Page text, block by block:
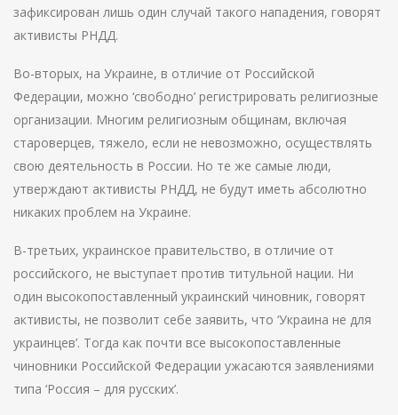
зафиксирован лишь один случай такого нападения, говорят
активисты РНДД.
Во-вторых, на Украине, в отличие от Российской
Федерации, можно ‘свободно’ регистрировать религиозные
организации. Многим религиозным общинам, включая
староверцев, тяжело, если не невозможно, осуществлять
свою деятельность в России. Но те же самые люди,
утверждают активисты РНДД, не будут иметь абсолютно
никаких проблем на Украине.
В-третьих, украинское правительство, в отличие от
российского, не выступает против титульной нации. Ни
один высокопоставленный украинский чиновник, говорят
активисты, не позволит себе заявить, что ‘Украина не для
украинцев’. Тогда как почти все высокопоставленные
чиновники Российской Федерации ужасаются заявлениями
типа ‘Россия – для русских’.